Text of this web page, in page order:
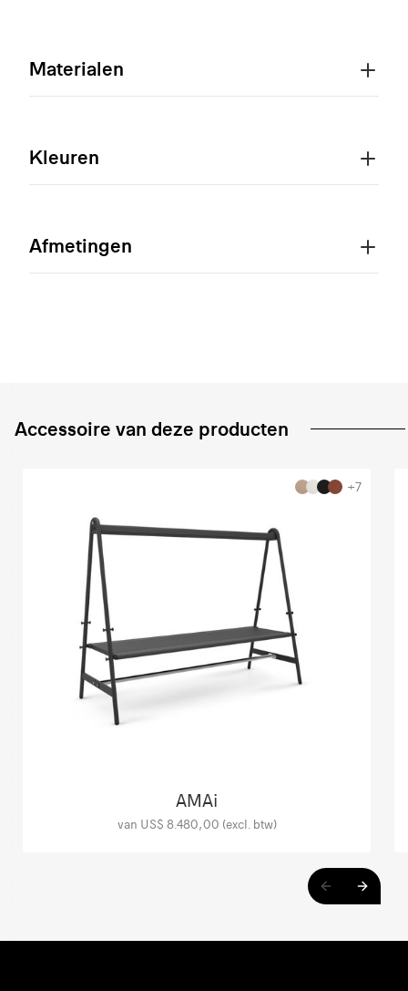
Materialen
Kleuren
Afmetingen
Accessoire van deze producten
+7
AMAi
van US$ 8.480,00 (excl. btw)